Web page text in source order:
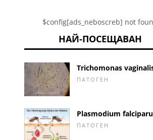
$config[ads_neboscreb] not
НАЙ-ПОСЕЩАВАН
Trichomonas
ПАТОГЕН
Plasmodium
ПАТОГЕН